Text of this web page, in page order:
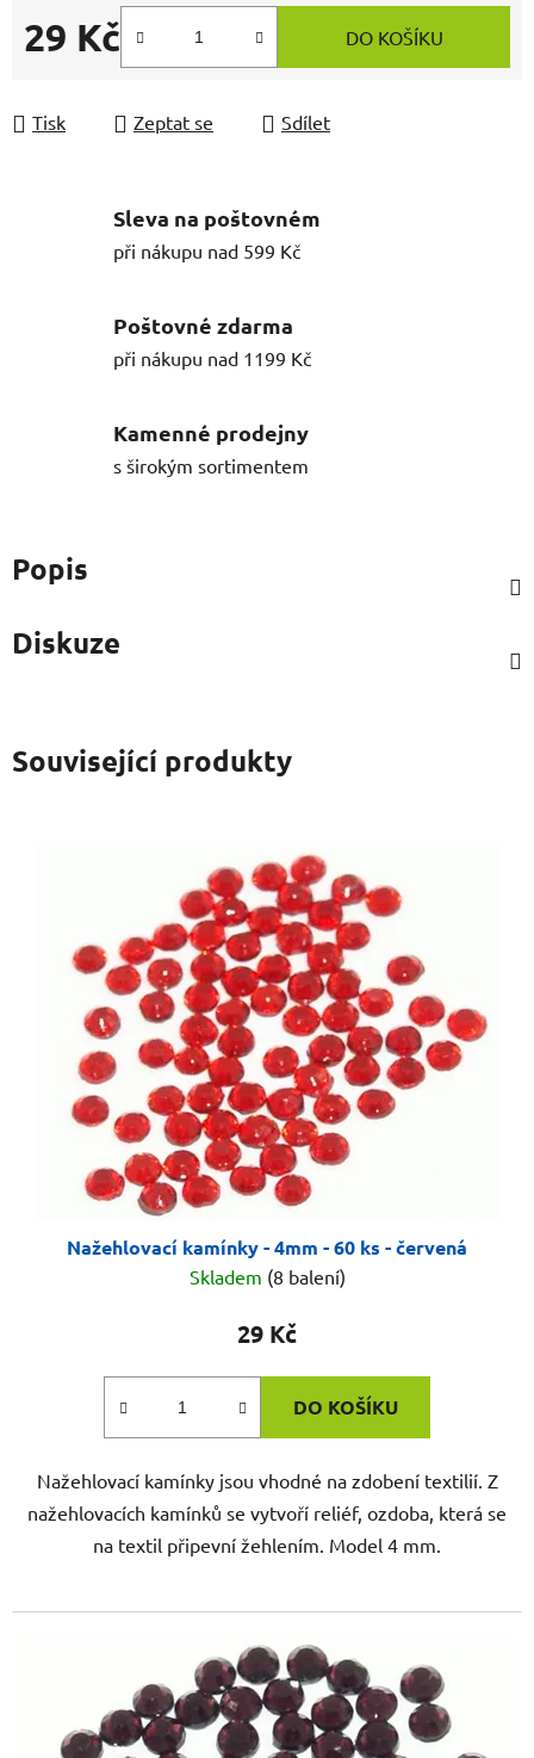
29 Kč
Měrná cena:
DO KOŠÍKU
Tisk Zeptat se Sdílet
Sleva na poštovném
při nákupu nad 599 Kč
Poštovné zdarma
při nákupu nad 1199 Kč
Kamenné prodejny
s širokým sortimentem
Popis
Diskuze
Související produkty
Nažehlovací kamínky - 4mm - 60 ks - červená
Skladem (8 balení)
29 Kč
DO KOŠÍKU
Nažehlovací kamínky jsou vhodné na zdobení textilií. Z
nažehlovacích kamínků se vytvoří reliéf, ozdoba, která se
na textil připevní žehlením. Model 4 mm.